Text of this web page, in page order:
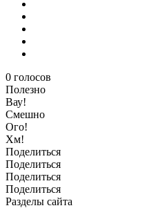
0 голосов
Полезно
Вау!
Смешно
Ого!
Хм!
Поделиться
Поделиться
Поделиться
Поделиться
Разделы сайта